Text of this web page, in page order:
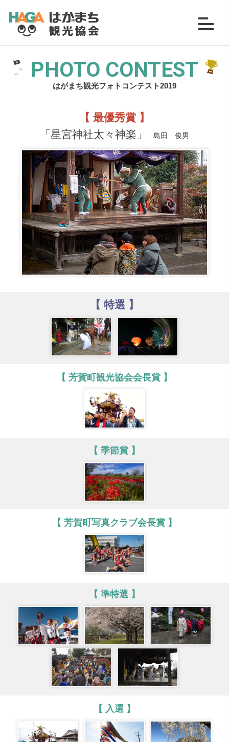
PHOTO CONTEST
はがまち観光フォトコンテスト2019
【 最優秀賞 】
「星宮神社太々神楽」
島田 俊男
【 特選 】
【 芳賀町観光協会会長賞 】
【 季節賞 】
【 芳賀町写真クラブ会長賞 】
【 準特選 】
【 入選 】